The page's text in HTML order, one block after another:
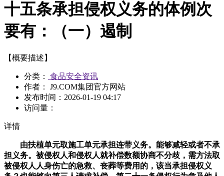
十五条承担侵权义务的体例次
要有：（一）遏制
【概要描述】
分类：
食品安全资讯
作者： J9.COM集团官方网站
发布时间： 2026-01-19 04:17
访问量：
详情
由扶植单元取施工单元承担连带义务。能够减轻或者不承
担义务。被侵权人和侵权人就补偿数额协商不分歧，需方法取
被侵权人人身伤亡的急救、丧葬等费用的，该当承担侵权义